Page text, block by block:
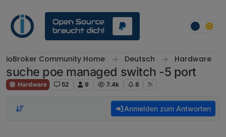
ioBroker Community Home Deutsch Hardware
suche poe managed switch -5 port
Hardware 52 9 7.4k 8
Anmelden zum Antworten